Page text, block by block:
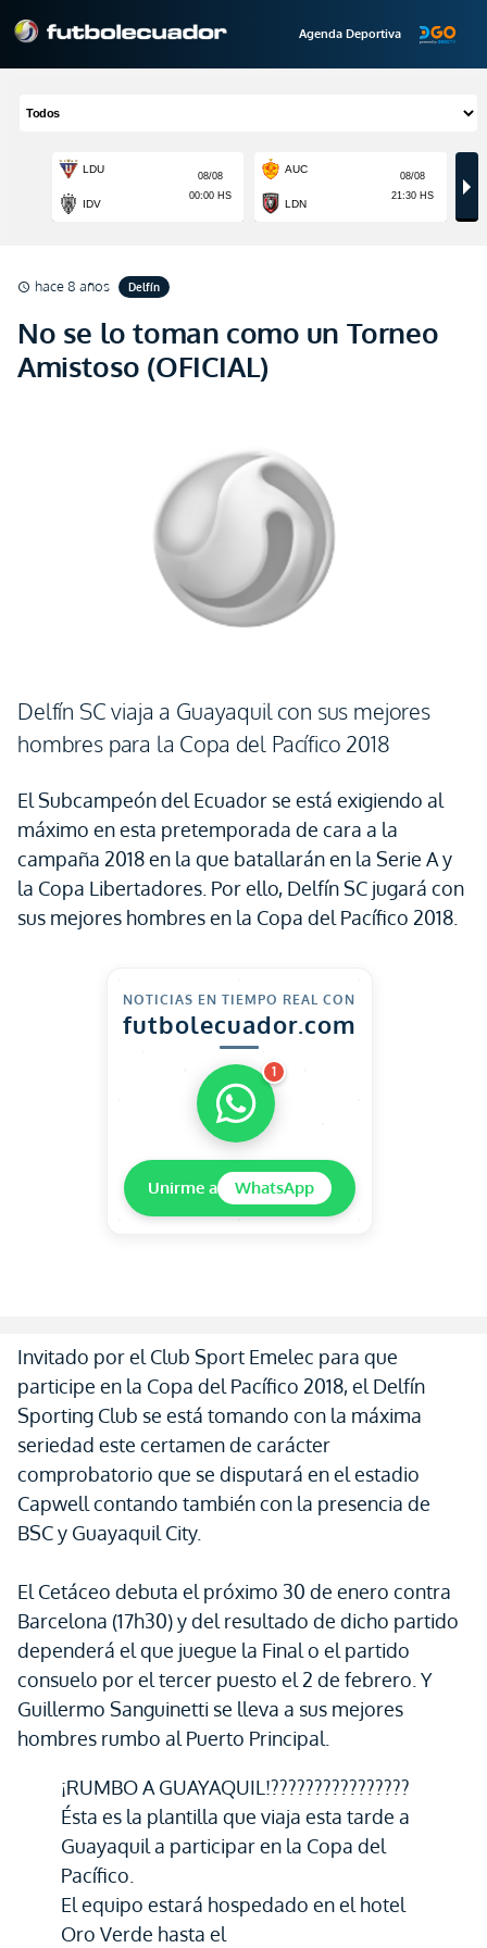
Agenda Deportiva
schedule hace 8 años Delfín
No se lo toman como un Torneo
Amistoso (OFICIAL)
Delfín SC viaja a Guayaquil con sus mejores
hombres para la Copa del Pacífico 2018
El Subcampeón del Ecuador se está exigiendo al
máximo en esta pretemporada de cara a la
campaña 2018 en la que batallarán en la Serie A y
la Copa Libertadores. Por ello, Delfín SC jugará con
sus mejores hombres en la Copa del Pacífico 2018.
NOTICIAS EN TIEMPO REAL CON
futbolecuador.com
1
Unirme a WhatsApp
Invitado por el Club Sport Emelec para que
participe en la Copa del Pacífico 2018, el Delfín
Sporting Club se está tomando con la máxima
seriedad este certamen de carácter
comprobatorio que se disputará en el estadio
Capwell contando también con la presencia de
BSC y Guayaquil City.
El Cetáceo debuta el próximo 30 de enero contra
Barcelona (17h30) y del resultado de dicho partido
dependerá el que juegue la Final o el partido
consuelo por el tercer puesto el 2 de febrero. Y
Guillermo Sanguinetti se lleva a sus mejores
hombres rumbo al Puerto Principal.
¡RUMBO A GUAYAQUIL!????????????????
Ésta es la plantilla que viaja esta tarde a
Guayaquil a participar en la Copa del
Pacífico.
El equipo estará hospedado en el hotel
Oro Verde hasta el